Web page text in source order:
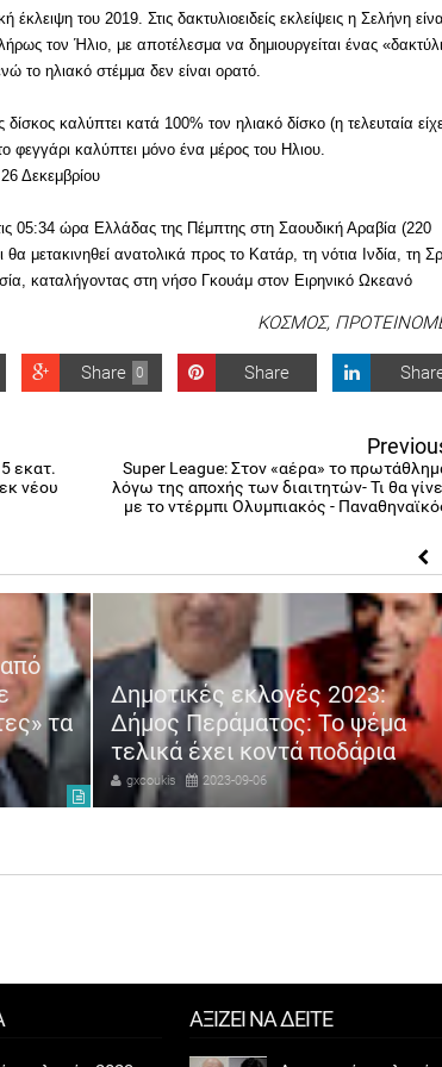
έκλειψη του 2019. Στις δακτυλιοειδείς εκλείψεις η Σελήνη
τον Ήλιο, με αποτέλεσμα να δημιουργείται ένας
το ηλιακό στέμμα δεν είναι ορατό.
δίσκος καλύπτει κατά 100% τον ηλιακό δίσκο (η τελευταία
φεγγάρι καλύπτει μόνο ένα μέρος του Ηλιου.
Δεκεμβρίου
05:34 ώρα Ελλάδας της Πέμπτης στη Σαουδική Αραβία (220
θα μετακινηθεί ανατολικά προς το Κατάρ, τη νότια Ινδία, τη
καταλήγοντας στη νήσο Γκουάμ στον Ειρηνικό Ωκεανό
ΚΟΣΜΟΣ,
0
Share Share
εκατ.
νέου
Super League: Στον «αέρα» το
λόγω της αποχής των διαιτητών- Τι θα
με το ντέρμπι Ολυμπιακός -
τα
Δημοτικές εκλογές 2023:
Δήμος Περάματος: Το ψέμα
τελικά έχει κοντά ποδάρια
gxcoukis 2023-09-06
ΑΞΙΖΕΙ ΝΑ ΔΕΙΤΕ